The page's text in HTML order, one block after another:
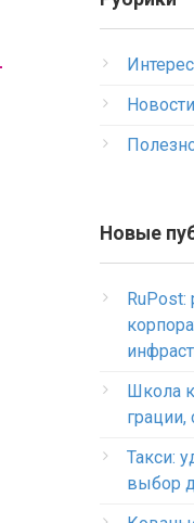
Новости
Новые
RuPost:
Школа
грации,
Такси:
выбор